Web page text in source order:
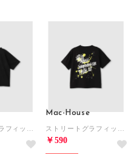
Mac-House
￥590